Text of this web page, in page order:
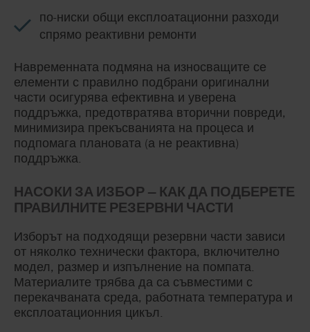
по-ниски общи експлоатационни разходи
спрямо реактивни ремонти
Навременната подмяна на износващите се
елементи с правилно подбрани оригинални
части осигурява ефективна и уверена
поддръжка, предотвратява вторични повреди,
минимизира прекъсванията на процеса и
подпомага плановата (а не реактивна)
поддръжка.
НАСОКИ ЗА ИЗБОР — КАК ДА ПОДБЕРЕТЕ
ПРАВИЛНИТЕ РЕЗЕРВНИ ЧАСТИ
Изборът на подходящи резервни части зависи
от няколко технически фактора, включително
модел, размер и изпълнение на помпата.
Материалите трябва да са съвместими с
перекачваната среда, работната температура и
експлоатационния цикъл.